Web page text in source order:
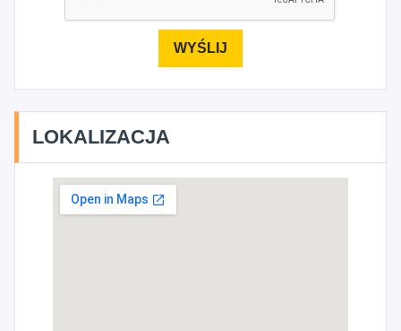
LOKALIZACJA